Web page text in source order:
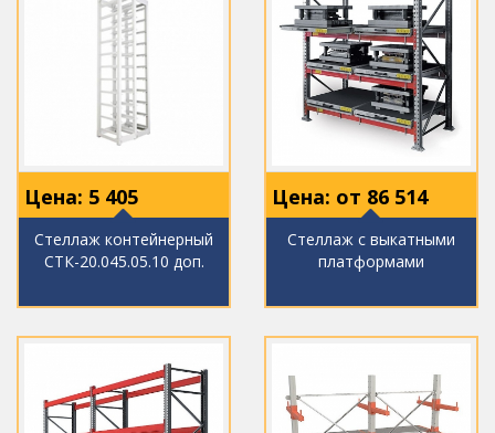
Цена: 5 405
Стеллаж контейнерный
СТК-20.045.05.10 доп.
Цена: от 86 514
Стеллаж с выкатными
платформами